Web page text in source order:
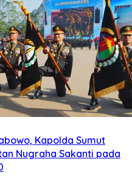
mene sino lawaö
ita laforudu..